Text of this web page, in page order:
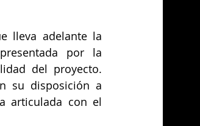
lleva adelante la
por la
del proyecto.
su disposición a
articulada con el